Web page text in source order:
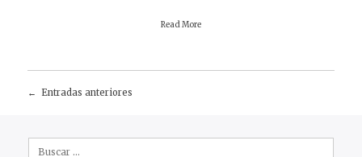
Read More
de
Entradas anteriores
Buscar: